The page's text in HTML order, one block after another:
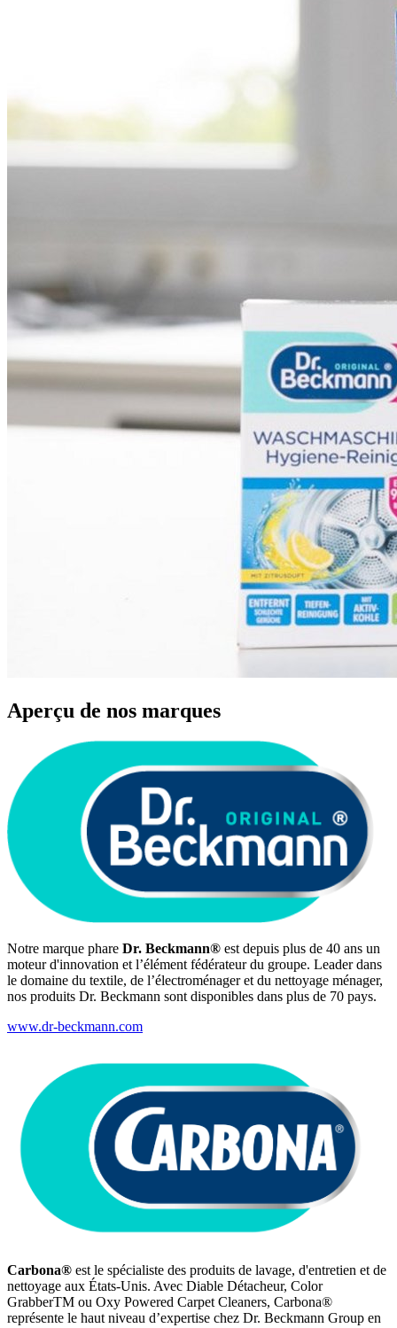
Aperçu de nos marques
Notre marque phare Dr. Beckmann® est depuis plus de 40 ans un
moteur d'innovation et l’élément fédérateur du groupe. Leader dans
le domaine du textile, de l’électroménager et du nettoyage ménager,
nos produits Dr. Beckmann sont disponibles dans plus de 70 pays.
www.dr-beckmann.com
Carbona® est le spécialiste des produits de lavage, d'entretien et de
nettoyage aux États-Unis. Avec Diable Détacheur, Color
GrabberTM ou Oxy Powered Carpet Cleaners, Carbona®
représente le haut niveau d’expertise chez Dr. Beckmann Group en